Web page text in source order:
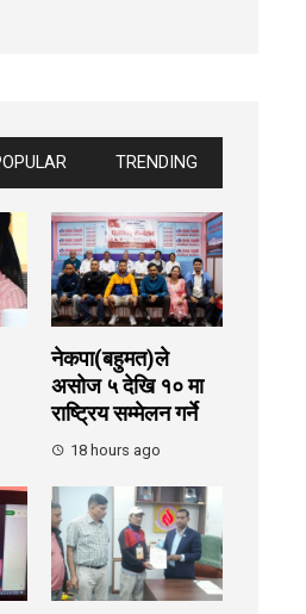
TRENDING
नेकपा(बहुमत)ले
असोज ५ देखि १० मा
राष्ट्रिय सम्मेलन गर्ने
18 hours ago